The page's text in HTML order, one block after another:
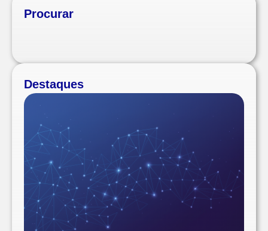
Procurar
Destaques